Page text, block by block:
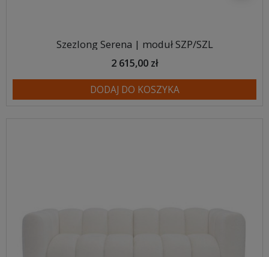
Szezlong Serena | moduł SZP/SZL
2 615,00 zł
DODAJ DO KOSZYKA